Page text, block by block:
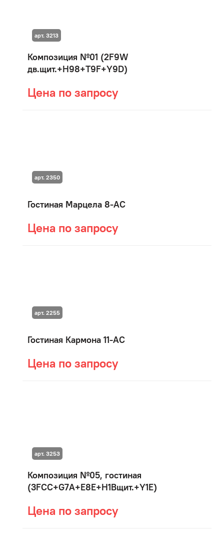
Композиция №01 (2F9W
дв.щит.+H98+T9F+Y9D)
Цена по запросу
арт. 3213
Гостиная Марцела 8-АС
Цена по запросу
арт. 2350
Гостиная Кармона 11-АС
Цена по запросу
арт. 2255
Композиция №05, гостиная
(3FCC+G7A+E8E+H1Bщит.+Y1E)
Цена по запросу
арт. 3253